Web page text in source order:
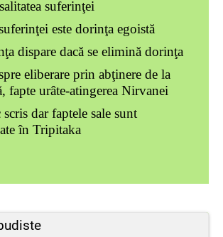
suferinţei
este dorinţa egoistă
dacă se elimină dorinţa
eliberare prin abţinere de la
fapte urâte-atingerea Nirvanei
dar faptele sale sunt
în Tripitaka